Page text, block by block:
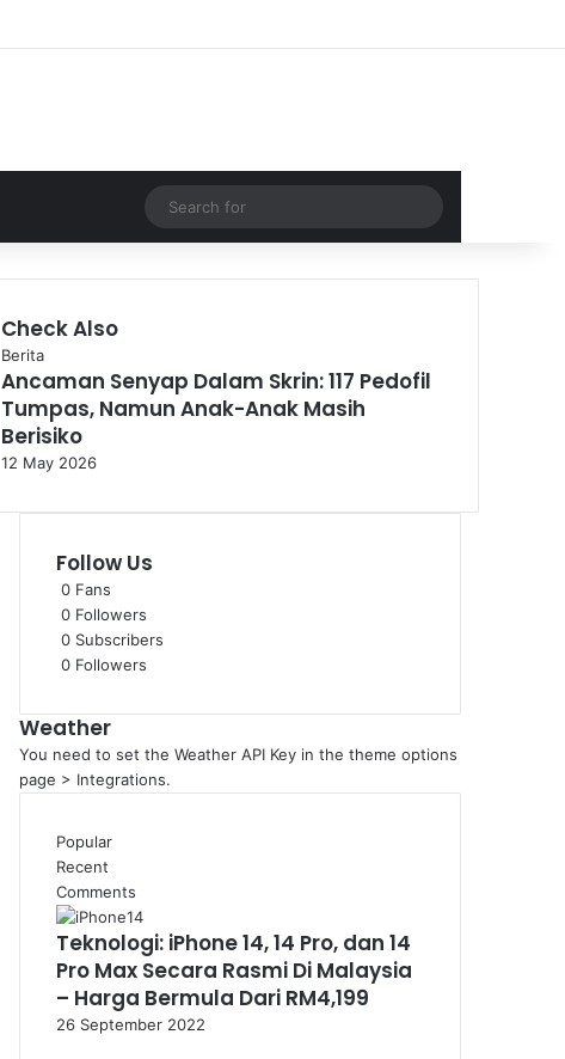
Random Article
Switch skin
for
Check Also
Close
Berita
Ancaman Senyap Dalam Skrin: 117 Pedofil
Tumpas, Namun Anak-Anak Masih
Berisiko
12 May 2026
Follow Us
0 Fans
0 Followers
0 Subscribers
0 Followers
Weather
You need to set the Weather API Key in the theme options
page > Integrations.
Popular
Recent
Comments
Teknologi: iPhone 14, 14 Pro, dan 14
Pro Max Secara Rasmi Di Malaysia
– Harga Bermula Dari RM4,199
26 September 2022